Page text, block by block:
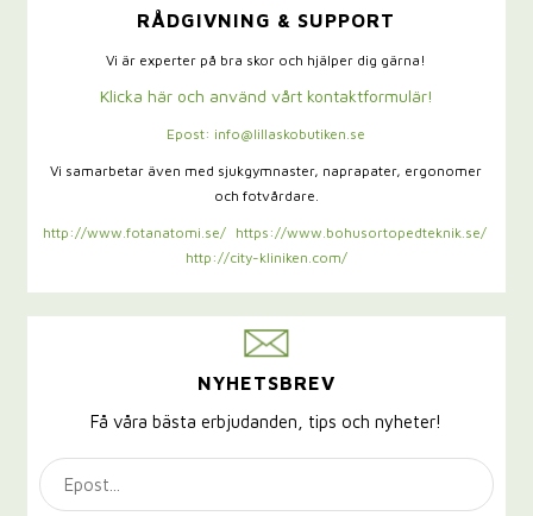
RÅDGIVNING & SUPPORT
Vi är experter på bra skor och hjälper dig gärna!
Klicka här och använd vårt kontaktformulär!
Epost: info@lillaskobutiken.se
Vi samarbetar även med sjukgymnaster, naprapater, ergonomer
och fotvårdare.
http://www.fotanatomi.se/
https://www.bohusortopedteknik.se/
http://city-kliniken.com/
NYHETSBREV
Få våra bästa erbjudanden, tips och nyheter!